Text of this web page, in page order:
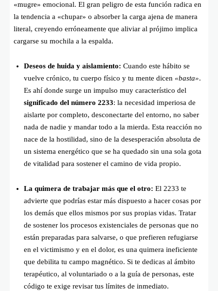
«mugre» emocional. El gran peligro de esta función radica en
la tendencia a «chupar» o absorber la carga ajena de manera
literal, creyendo erróneamente que aliviar al prójimo implica
cargarse su mochila a la espalda.
Deseos de huida y aislamiento: Cuando este hábito se
vuelve crónico, tu cuerpo físico y tu mente dicen «basta».
Es ahí donde surge un impulso muy característico del
significado del número 2233: la necesidad imperiosa de
aislarte por completo, desconectarte del entorno, no saber
nada de nadie y mandar todo a la mierda. Esta reacción no
nace de la hostilidad, sino de la desesperación absoluta de
un sistema energético que se ha quedado sin una sola gota
de vitalidad para sostener el camino de vida propio.
La quimera de trabajar más que el otro: El 2233 te
advierte que podrías estar más dispuesto a hacer cosas por
los demás que ellos mismos por sus propias vidas. Tratar
de sostener los procesos existenciales de personas que no
están preparadas para salvarse, o que prefieren refugiarse
en el victimismo y en el dolor, es una quimera ineficiente
que debilita tu campo magnético. Si te dedicas al ámbito
terapéutico, al voluntariado o a la guía de personas, este
código te exige revisar tus límites de inmediato.